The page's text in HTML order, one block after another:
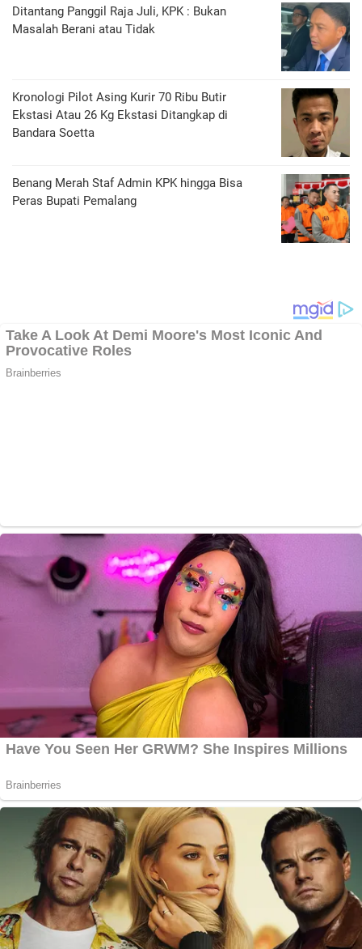
Ditantang Panggil Raja Juli, KPK : Bukan
Masalah Berani atau Tidak
Kronologi Pilot Asing Kurir 70 Ribu Butir
Ekstasi Atau 26 Kg Ekstasi Ditangkap di
Bandara Soetta
Benang Merah Staf Admin KPK hingga Bisa
Peras Bupati Pemalang